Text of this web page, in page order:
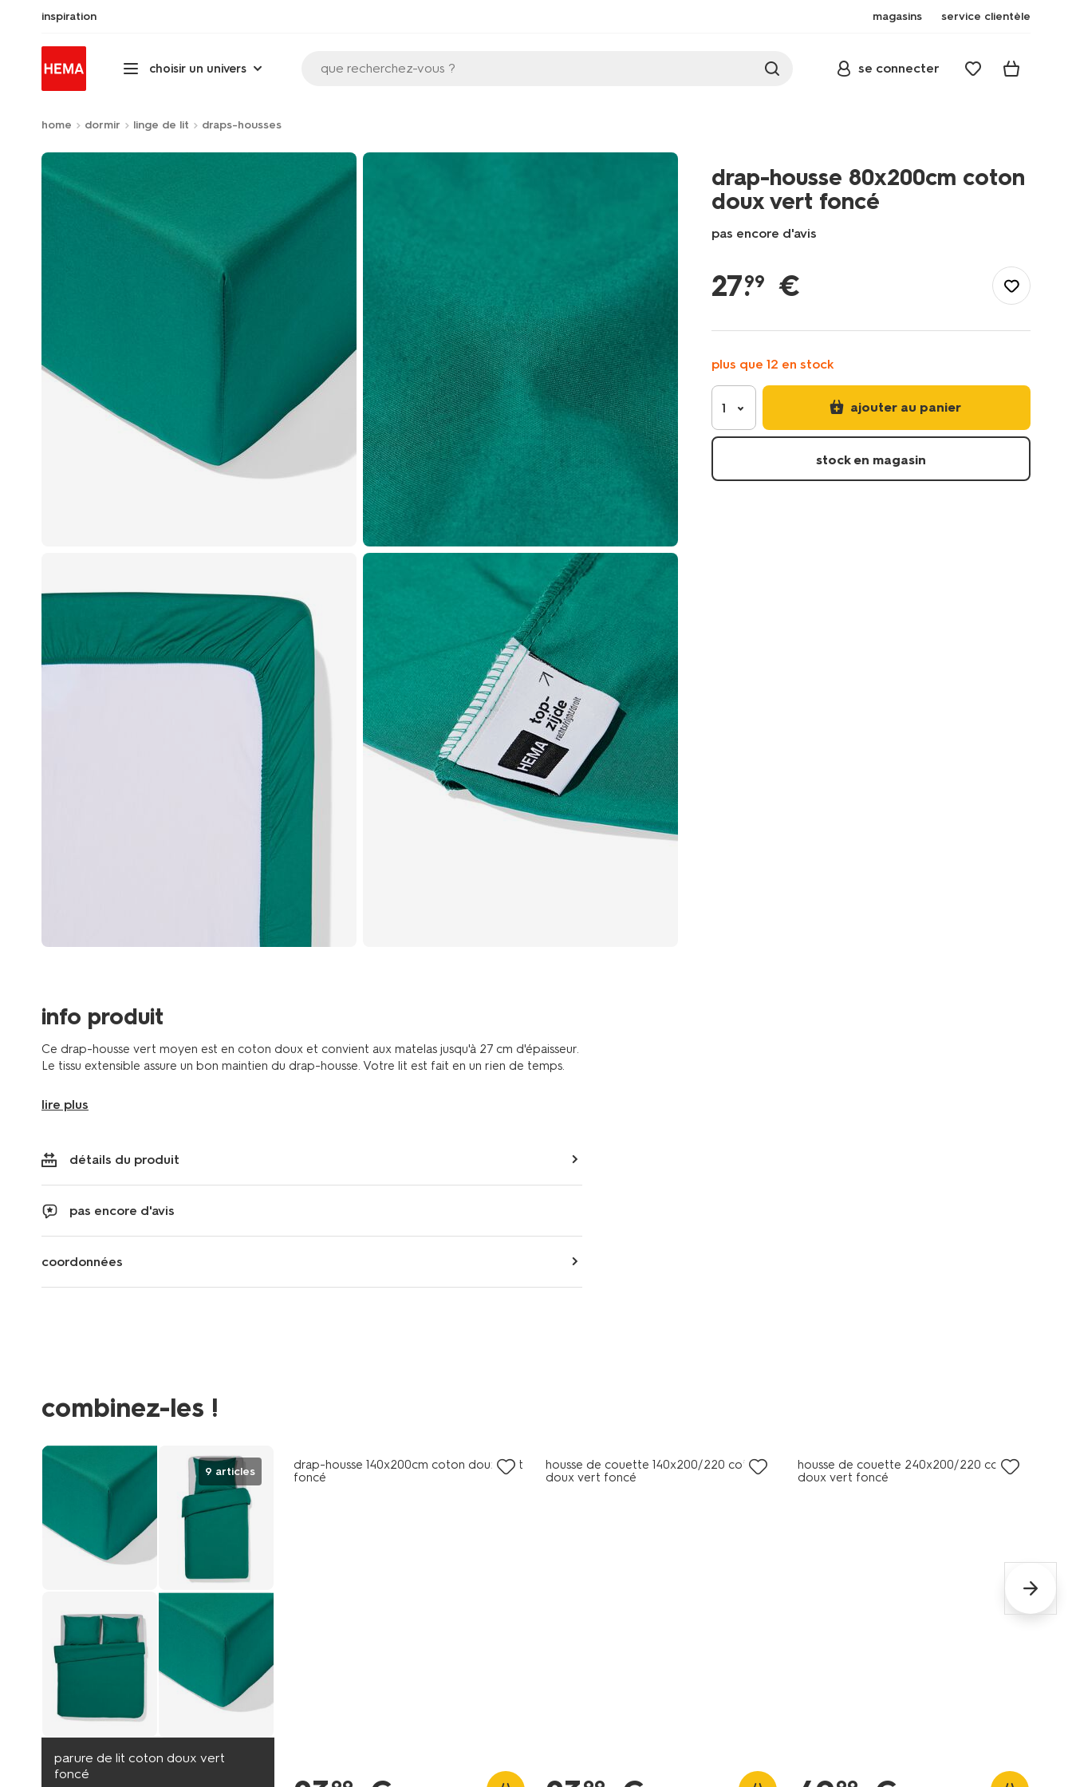
inspiration magasins service clientèle
choisir un univers que recherchez-vous ? se connecter
home dormir linge de lit draps-housses
info produit
Ce drap-housse vert moyen est en coton doux et convient aux matelas jusqu'à 27 cm d'épaisseur.
Le tissu extensible assure un bon maintien du drap-housse. Votre lit est fait en un rien de temps.
lire plus
détails du produit
pas encore d'avis
coordonnées
drap-housse 80x200cm coton
doux vert foncé
pas encore d'avis
de-
coton-
doux-
vert-
fonce-
-5160023.html
27.
99 €
plus que 12 en stock
1 ajouter au panier
stock en magasin
combinez-les !
9 articles
parure de lit coton doux vert
foncé
drap-housse 140x200cm coton doux vert
foncé
housse de couette 140x200/220 coton
doux vert foncé
housse de couette 240x200/220 coton
doux vert foncé